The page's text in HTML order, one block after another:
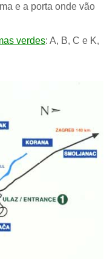
e a porta onde vão
verdes: A, B, C e K,